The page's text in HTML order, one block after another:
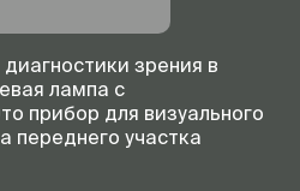
зрения в
лампа с
прибор для визуального
переднего участка